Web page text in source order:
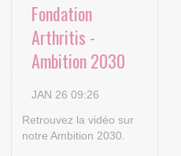
Fondation
Arthritis -
Ambition 2030
JAN 26 09:26
Retrouvez la vidéo sur
notre Ambition 2030.